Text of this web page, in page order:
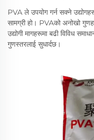
PVA ले उपयोग गर्न सक्ने
सामग्री हो। PVAको अनोखो
उद्योगी मागहरूमा बढी विविध
गुणस्तरलाई सुधार्दछ।